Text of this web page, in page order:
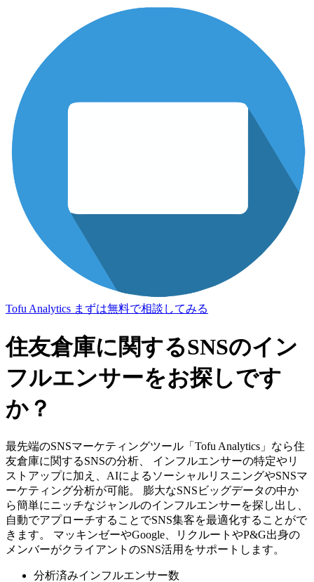
Tofu Analytics まずは無料で相談してみる
住友倉庫に関するSNSのイン
フルエンサーをお探しです
か？
最先端のSNSマーケティングツール「Tofu Analytics」なら住
友倉庫に関するSNSの分析、 インフルエンサーの特定やリ
ストアップに加え、AIによるソーシャルリスニングやSNSマ
ーケティング分析が可能。 膨大なSNSビッグデータの中か
ら簡単にニッチなジャンルのインフルエンサーを探し出し、
自動でアプローチすることでSNS集客を最適化することがで
きます。 マッキンゼーやGoogle、リクルートやP&G出身の
メンバーがクライアントのSNS活用をサポートします。
分析済みインフルエンサー数